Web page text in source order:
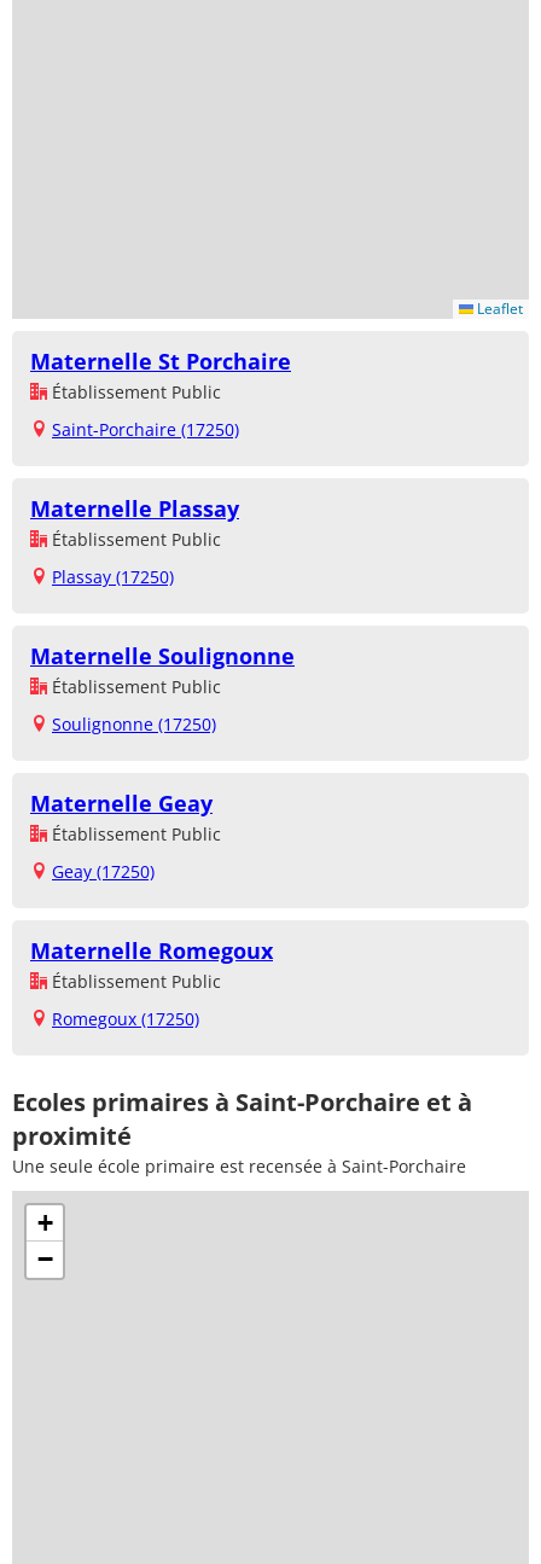
Leaflet
Maternelle St Porchaire
Établissement Public
Saint-Porchaire (17250)
Maternelle Plassay
Établissement Public
Plassay (17250)
Maternelle Soulignonne
Établissement Public
Soulignonne (17250)
Maternelle Geay
Établissement Public
Geay (17250)
Maternelle Romegoux
Établissement Public
Romegoux (17250)
Ecoles primaires à Saint-Porchaire et à
proximité
Une seule école primaire est recensée à Saint-Porchaire
+
−